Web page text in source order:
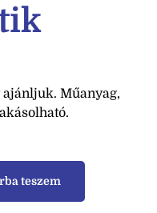
Műanyag,
teszem